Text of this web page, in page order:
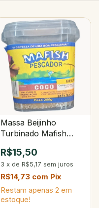
Massa Beijinho
Turbinado Mafish
R$15,50
3 x de R$5,17 sem juros
R$14,73 com Pix
Restam apenas 2 em
estoque!